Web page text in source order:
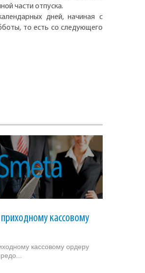
части отпуска.
дней, начиная с
то есть со следующего
кассовому
кассовому ордеру